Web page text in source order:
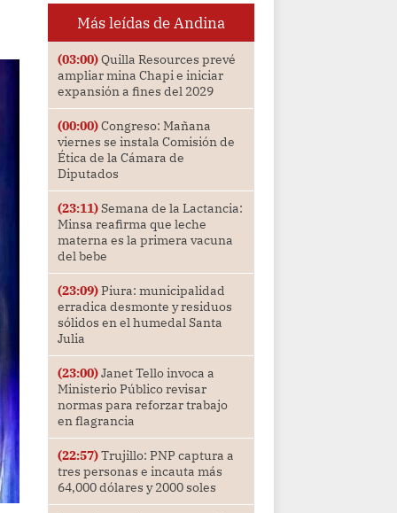
Más leídas de Andina
(03:00)Quilla Resources prevé
ampliar mina Chapi e iniciar
expansión a fines del 2029
(00:00)Congreso: Mañana
viernes se instala Comisión de
Ética de la Cámara de
Diputados
(23:11)Semana de la Lactancia:
Minsa reafirma que leche
materna es la primera vacuna
del bebe
(23:09)Piura: municipalidad
erradica desmonte y residuos
sólidos en el humedal Santa
Julia
(23:00)Janet Tello invoca a
Ministerio Público revisar
normas para reforzar trabajo
en flagrancia
(22:57)Trujillo: PNP captura a
tres personas e incauta más
64,000 dólares y 2000 soles